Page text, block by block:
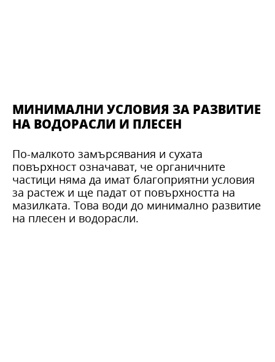
МИНИМАЛНИ УСЛОВИЯ ЗА РАЗВИТИЕ
НА ВОДОРАСЛИ И ПЛЕСЕН
По-малкото замърсявания и сухата
повърхност означават, че органичните
частици няма да имат благоприятни условия
за растеж и ще падат от повърхността на
мазилката. Това води до минимално развитие
на плесен и водорасли.